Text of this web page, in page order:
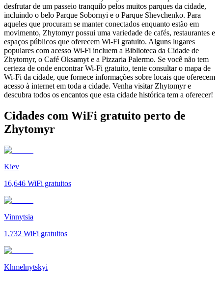
desfrutar de um passeio tranquilo pelos muitos parques da cidade,
incluindo o belo Parque Sobornyi e o Parque Shevchenko. Para
aqueles que procuram se manter conectados enquanto estão em
movimento, Zhytomyr possui uma variedade de cafés, restaurantes e
espaços públicos que oferecem Wi-Fi gratuito. Alguns lugares
populares com acesso Wi-Fi incluem a Biblioteca da Cidade de
Zhytomyr, o Café Oksamyt e a Pizzaria Palermo. Se você não tem
certeza de onde encontrar Wi-Fi gratuito, tente consultar o mapa de
Wi-Fi da cidade, que fornece informações sobre locais que oferecem
acesso à internet em toda a cidade. Venha visitar Zhytomyr e
descubra todos os encantos que esta cidade histórica tem a oferecer!
Cidades com WiFi gratuito perto de
Zhytomyr
Kiev
16,646 WiFi gratuitos
Vinnytsia
1,732 WiFi gratuitos
Khmelnytskyi